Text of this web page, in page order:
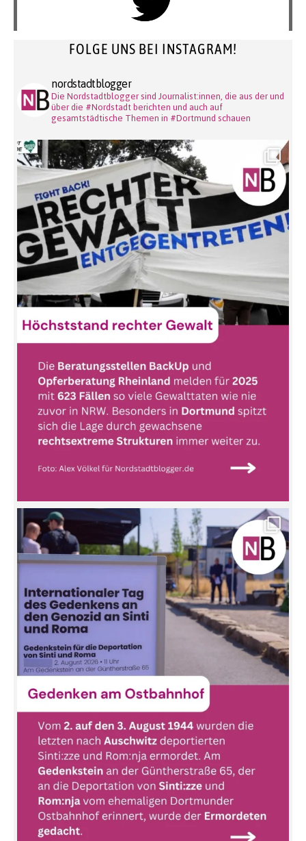
FOLGE UNS BEI INSTAGRAM!
nordstadtblogger
Die Nordstadtblogger sind Journalist:innen, die aus der und
über die #Nordstadt berichten und auch auf
gesamtstädtische Themen in #Dortmund schauen